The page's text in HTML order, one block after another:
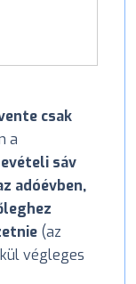
csak
a
sáv
adóévben,
(az
végleges